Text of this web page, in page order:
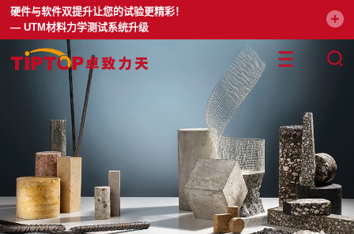
硬件与软件双提升让您的试验更精彩！
— UTM材料力学测试系统升级